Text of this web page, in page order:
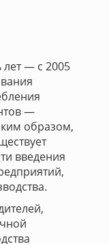
лет — с 2005
—
образом,
введения